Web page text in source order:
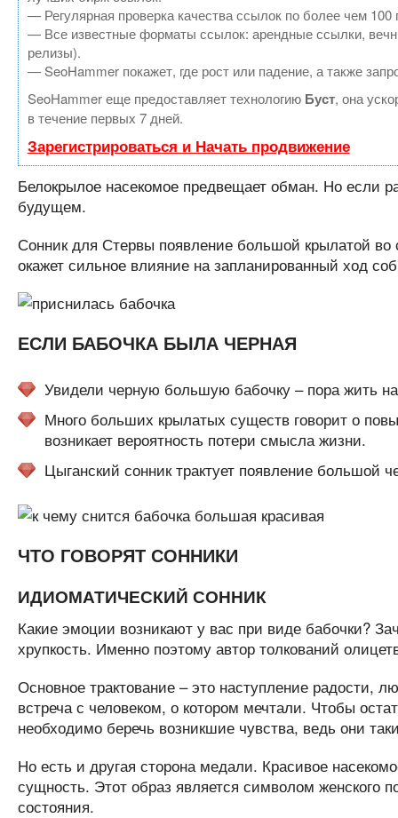
— Регулярная проверка качества ссылок по более чем
— Все известные форматы ссылок: арендные ссылки,
релизы).
— SeoHammer покажет, где рост или падение, а также
SeoHammer еще предоставляет технологию Буст, она
в течение первых 7 дней.
Зарегистрироваться и Начать продвижение
Белокрылое насекомое предвещает обман. Но если
будущем.
Сонник для Стервы появление большой крылатой во
окажет сильное влияние на запланированный ход
ЕСЛИ БАБОЧКА БЫЛА ЧЕРНАЯ
Увидели черную большую бабочку – пора жить
Много больших крылатых существ говорит о
возникает вероятность потери смысла жизни.
Цыганский сонник трактует появление большой
ЧТО ГОВОРЯТ СОННИКИ
ИДИОМАТИЧЕСКИЙ СОННИК
Какие эмоции возникают у вас при виде бабочки?
хрупкость. Именно поэтому автор толкований
Основное трактование – это наступление радости,
встреча с человеком, о котором мечтали. Чтобы
необходимо беречь возникшие чувства, ведь они
Но есть и другая сторона медали. Красивое
сущность. Этот образ является символом женского
состояния.